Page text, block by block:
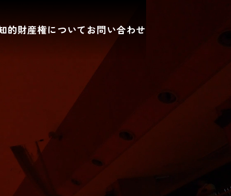
的財産権についてお問い合わせ